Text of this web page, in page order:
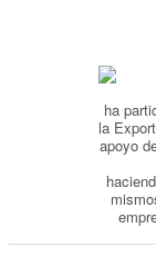
Pago seguro y
Condiciones generales
Política de Privacidad
Política de Cookies
ha
la
apoyo